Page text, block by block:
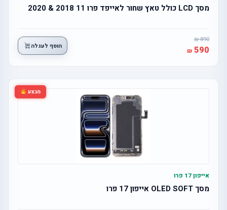
מסך LCD כולל טאץ שחור לאייפד פרו 11 2018 & 2020
890
590 הוסף לעגלה
מבצע
אייפון 17 פרו
מסך OLED SOFT אייפון 17 פרו